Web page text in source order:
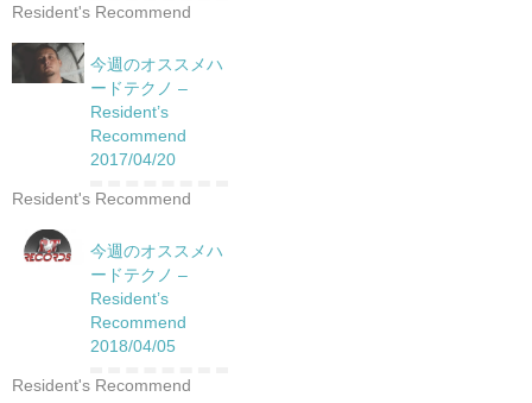
Resident's Recommend
今週のオススメハ
ードテクノ –
Resident’s
Recommend
2017/04/20
Resident's Recommend
今週のオススメハ
ードテクノ –
Resident’s
Recommend
2018/04/05
Resident's Recommend